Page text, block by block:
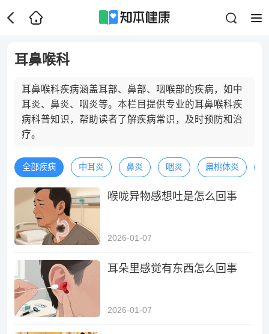
耳鼻喉科
耳鼻喉科疾病涵盖耳部、鼻部、咽喉部的疾病，如中
耳炎、鼻炎、咽炎等。本栏目提供专业的耳鼻喉科疾
病科普知识，帮助读者了解疾病常识，及时预防和治
疗。
全部疾病 中耳炎 鼻炎 咽炎 扁桃体炎
喉咙异物感想吐是怎么回事
2026-01-07
耳朵里感觉有东西怎么回事
2026-01-07